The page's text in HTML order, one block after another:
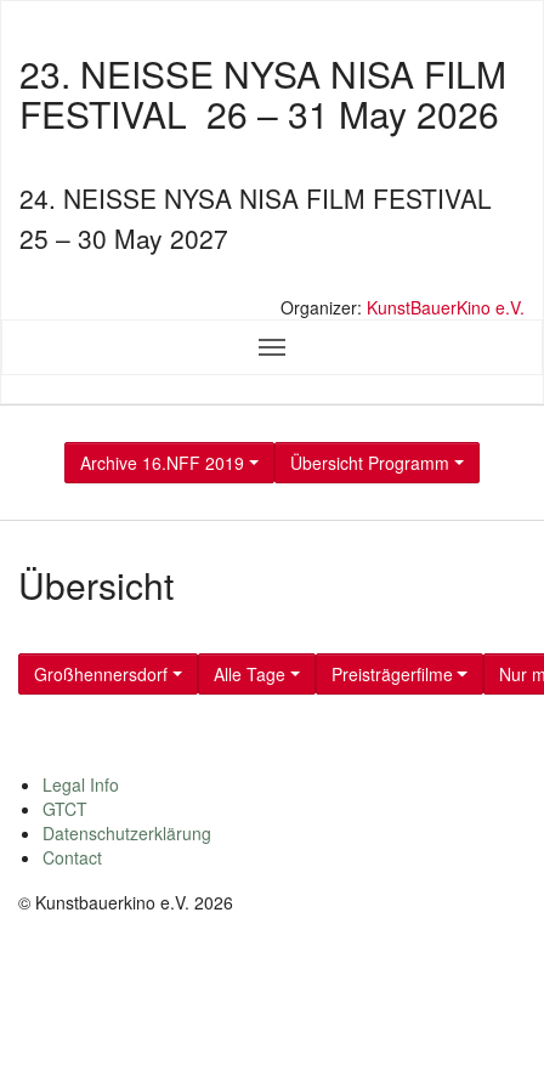
23. NEISSE NYSA NISA FILM
FESTIVAL 26 – 31 May 2026
24. NEISSE NYSA NISA FILM FESTIVAL
25 – 30 May 2027
Organizer: KunstBauerKino e.V.
Archive 16.NFF 2019 Übersicht Programm
Übersicht
Großhennersdorf Alle Tage Preisträgerfilme Nur
Legal Info
GTCT
Datenschutzerklärung
Contact
© Kunstbauerkino e.V. 2026